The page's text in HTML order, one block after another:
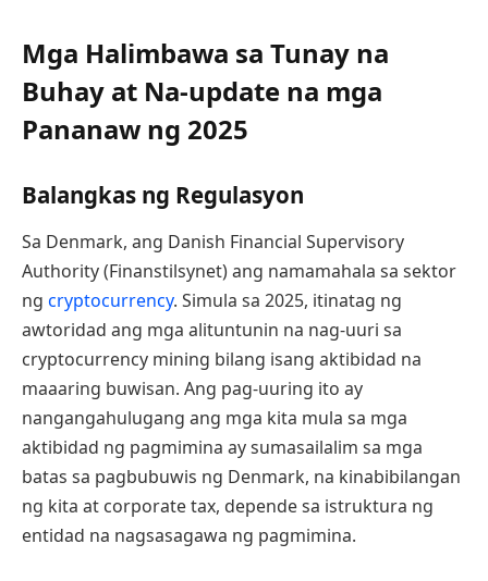
Mga Halimbawa sa Tunay na
Buhay at Na-update na mga
Pananaw ng 2025
Balangkas ng Regulasyon
Sa Denmark, ang Danish Financial Supervisory
Authority (Finanstilsynet) ang namamahala sa sektor
ng cryptocurrency. Simula sa 2025, itinatag ng
awtoridad ang mga alituntunin na nag-uuri sa
cryptocurrency mining bilang isang aktibidad na
maaaring buwisan. Ang pag-uuring ito ay
nangangahulugang ang mga kita mula sa mga
aktibidad ng pagmimina ay sumasailalim sa mga
batas sa pagbubuwis ng Denmark, na kinabibilangan
ng kita at corporate tax, depende sa istruktura ng
entidad na nagsasagawa ng pagmimina.